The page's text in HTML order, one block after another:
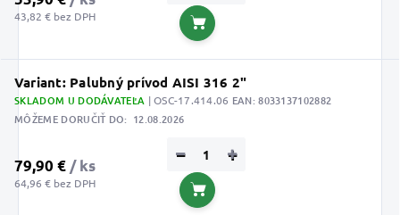
43,82 € bez DPH
Do košíka
Variant: Palubný prívod AISI 316 2"
SKLADOM U DODÁVATEĽA | OSC-17.414.06 EAN:8033137102882
MÔŽEME DORUČIŤ DO: 12.08.2026
79,90 € / ks
64,96 € bez DPH
+
−
Do košíka